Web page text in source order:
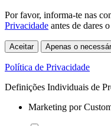
Por favor, informa-te nas
Privacidade antes de dares
Aceitar Apenas o
Política de Privacidade
Definições Individuais de
Marketing por